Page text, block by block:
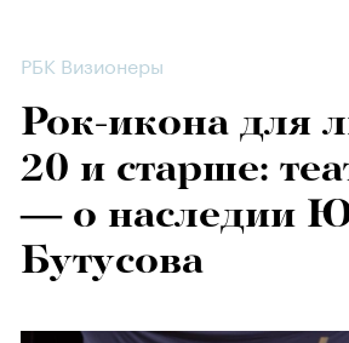
РБК Визионеры
Рок-икона для
20 и старше:
— о наследии
Бутусова